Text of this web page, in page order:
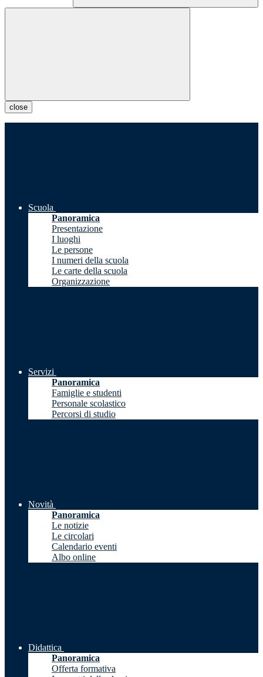
close
Scuola
Panoramica
Presentazione
I luoghi
Le persone
I numeri della scuola
Le carte della scuola
Organizzazione
Servizi
Panoramica
Famiglie e studenti
Personale scolastico
Percorsi di studio
Novità
Panoramica
Le notizie
Le circolari
Calendario eventi
Albo online
Didattica
Panoramica
Offerta formativa